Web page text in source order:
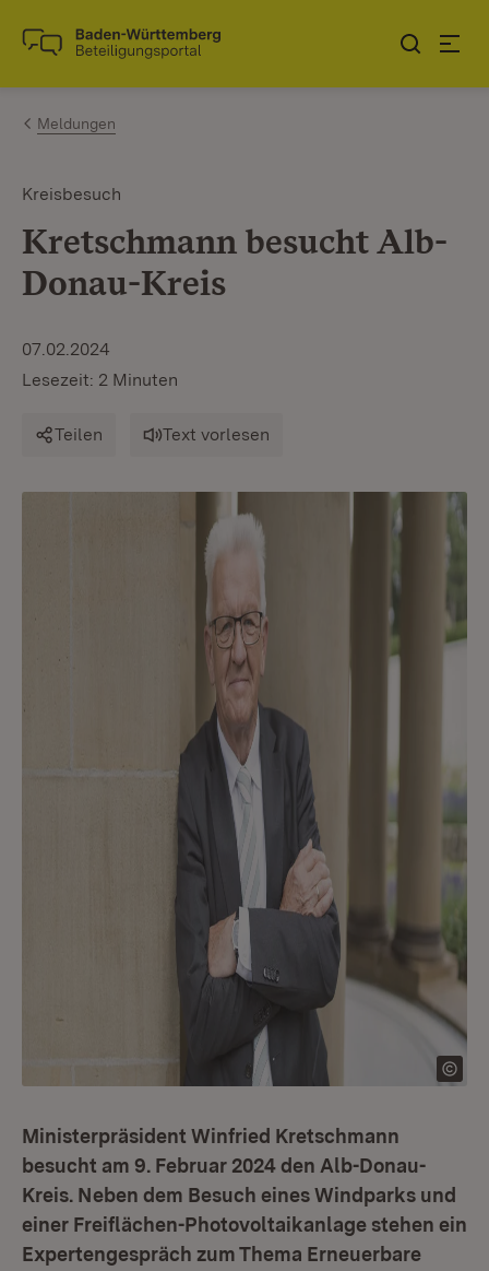
Zum Inhalt springen
Link zur Startseite
Meldungen
Kreisbesuch
Kretschmann besucht Alb-
Donau-Kreis
07.02.2024
Lesezeit: 2 Minuten
Teilen Text vorlesen
Ministerpräsident Winfried Kretschmann
besucht am 9. Februar 2024 den Alb-Donau-
Kreis. Neben dem Besuch eines Windparks und
einer Freiflächen-Photovoltaikanlage stehen ein
Expertengespräch zum Thema Erneuerbare